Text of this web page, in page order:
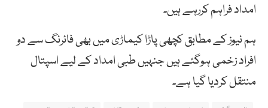
امداد فراہم کررہے ہیں۔
ہم نیوز کے مطابق کچھی پاڑا کیماڑی میں بھی فائرنگ سے دو
افراد زخمی ہوگئے ہیں جنہیں طبی امداد کے لیے اسپتال
منتقل کردیا گیا ہے۔